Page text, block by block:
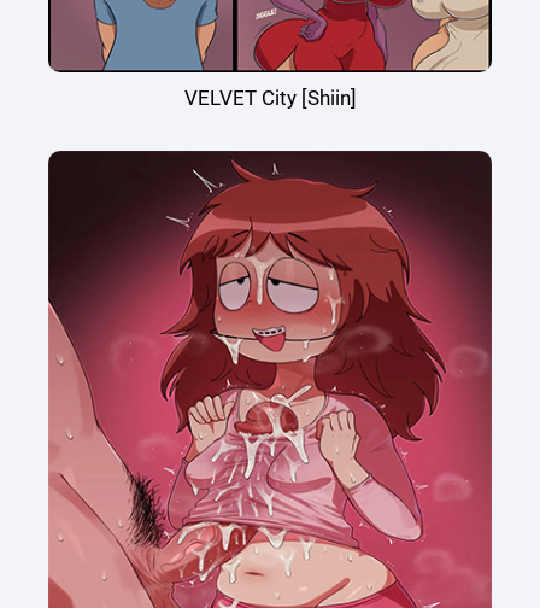
VELVET City [Shiin]